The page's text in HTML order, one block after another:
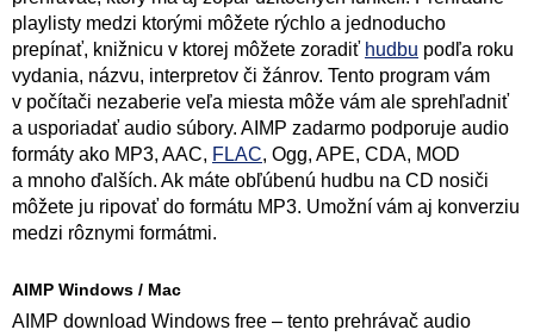
playlisty medzi ktorými môžete rýchlo a jednoducho
prepínať, knižnicu v ktorej môžete zoradiť hudbu podľa roku
vydania, názvu, interpretov či žánrov. Tento program vám
v počítači nezaberie veľa miesta môže vám ale sprehľadniť
a usporiadať audio súbory. AIMP zadarmo podporuje audio
formáty ako MP3, AAC, FLAC, Ogg, APE, CDA, MOD
a mnoho ďalších. Ak máte obľúbenú hudbu na CD nosiči
môžete ju ripovať do formátu MP3. Umožní vám aj konverziu
medzi rôznymi formátmi.
AIMP Windows / Mac
AIMP download Windows free – tento prehrávač audio